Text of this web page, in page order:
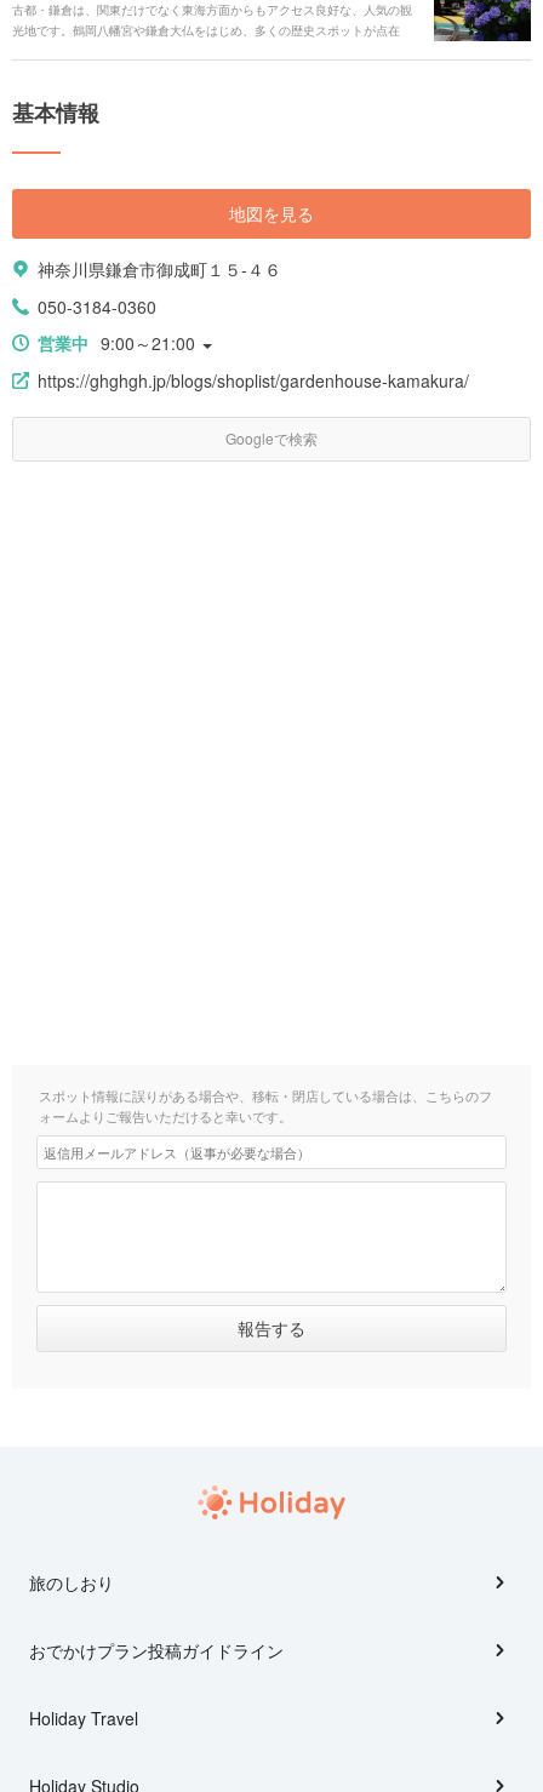
古都・鎌倉は、関東だけでなく東海方面からもアクセス良好な、人気の観
光地です。鶴岡八幡宮や鎌倉大仏をはじめ、多くの歴史スポットが点在
まったり、ということはありませんか？ そこで今回は、鎌倉の魅力を余す
報、グルメの人気店や、移動手段などを詳しくご紹介します。 お好みのス
基本情報
地図を見る
神奈川県鎌倉市御成町１５-４６
050-3184-0360
営業中 9:00～21:00
https://ghghgh.jp/blogs/shoplist/gardenhouse-kamakura/
Googleで検索
スポット情報に誤りがある場合や、移転・閉店している場合は、こちらのフ
ォームよりご報告いただけると幸いです。
旅のしおり
おでかけプラン投稿ガイドライン
Holiday Travel
Holiday Studio